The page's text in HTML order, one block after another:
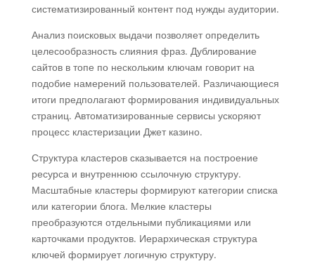
систематизированный контент под нужды аудитории.
Анализ поисковых выдачи позволяет определить
целесообразность слияния фраз. Дублирование
сайтов в топе по нескольким ключам говорит на
подобие намерений пользователей. Различающиеся
итоги предполагают формирования индивидуальных
страниц. Автоматизированные сервисы ускоряют
процесс кластеризации Джет казино.
Структура кластеров сказывается на построение
ресурса и внутреннюю ссылочную структуру.
Масштабные кластеры формируют категории списка
или категории блога. Мелкие кластеры
преобразуются отдельными публикациями или
карточками продуктов. Иерархическая структура
ключей формирует логичную структуру.